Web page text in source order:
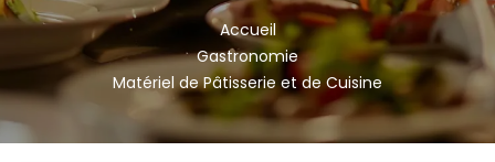
Accueil
Gastronomie
Matériel de Pâtisserie et de Cuisine